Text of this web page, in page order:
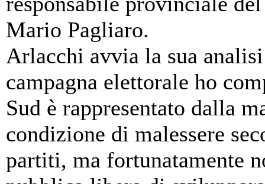
Mario Pagliaro.
Arlacchi avvia la sua
campagna elettorale ho
Sud è rappresentato dalla
condizione di malessere
partiti, ma fortunatamente